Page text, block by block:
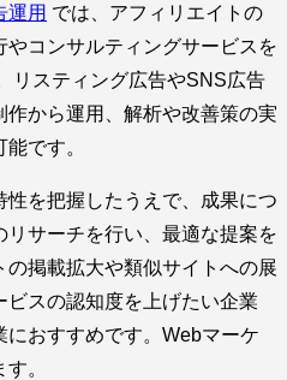
運用 では、アフィリエイトの
コンサルティングサービスを
リスティング広告やSNS広告
から運用、解析や改善策の実
です。
を把握したうえで、成果につ
サーチを行い、最適な提案を
の掲載拡大や類似サイトへの展
スの認知度を上げたい企業
おすすめです。Webマーケ
。